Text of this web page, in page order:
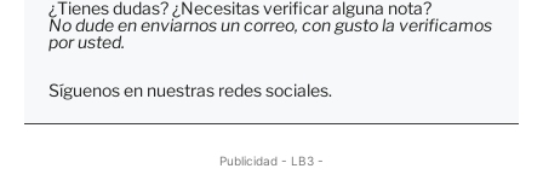
¿Tienes dudas? ¿Necesitas verificar alguna nota?
No dude en enviarnos un correo, con gusto la verificamos
por usted.
Síguenos en nuestras redes sociales.
Publicidad - LB3 -